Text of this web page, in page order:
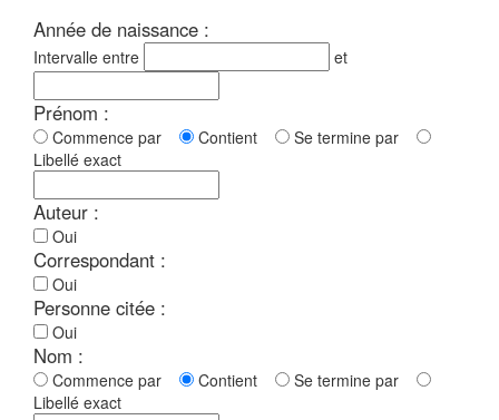
Année de naissance :
Intervalle entre et
Prénom :
Commence par Contient
Se termine par
Libellé exact
Auteur :
Oui
Correspondant :
Oui
Personne citée :
Oui
Nom :
Commence par Contient
Se termine par
Libellé exact